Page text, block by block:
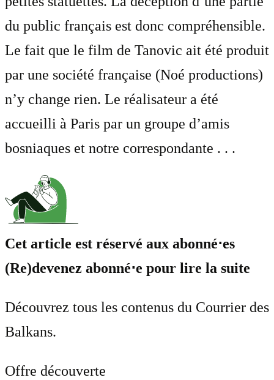
du public français est donc compréhensible.
Le fait que le film de Tanovic ait été produit
par une société française (Noé productions)
n’y change rien. Le réalisateur a été
accueilli à Paris par un groupe d’amis
bosniaques et notre correspondante . . .
Cet article est réservé aux abonné⋅es
(Re)devenez abonné⋅e pour lire la suite
Découvrez tous les contenus du Courrier des
Balkans.
Offre découverte